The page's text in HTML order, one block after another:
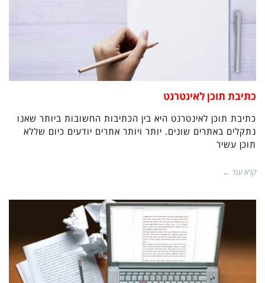
כתיבת תוכן לאינטרנט
כתיבת תוכן לאינטרנט היא בין הכתיבות החשובות ביותר שאנו
נתקלים באתרים שונים. יותר ויותר אתרים יודעים כיום שללא
תוכן עשיר
קרא עוד ←